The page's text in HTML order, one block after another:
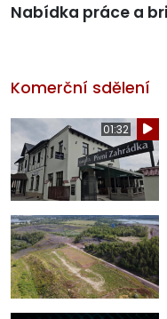
Nabídka práce a
Komerční sdělení
01:32